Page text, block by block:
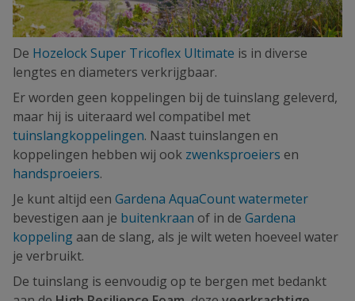
De Hozelock Super Tricoflex Ultimate is in diverse
lengtes en diameters verkrijgbaar.
Er worden geen koppelingen bij de tuinslang geleverd,
maar hij is uiteraard wel compatibel met
tuinslangkoppelingen. Naast tuinslangen en
koppelingen hebben wij ook zwenksproeiers en
handsproeiers.
Je kunt altijd een Gardena AquaCount watermeter
bevestigen aan je buitenkraan of in de Gardena
koppeling aan de slang, als je wilt weten hoeveel water
je verbruikt.
De tuinslang is eenvoudig op te bergen met bedankt